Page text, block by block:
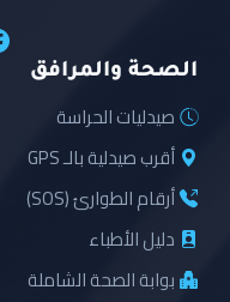
الصحة والمرافق
صيدليات الحراسة
أقرب صيدلية بالـ GPS
أرقام الطوارئ (SOS)
دليل الأطباء
بوابة الصحة الشاملة